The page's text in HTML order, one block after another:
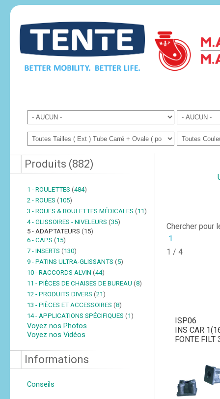
Produits (882)
1 - ROULETTES (484)
2 - ROUES (105)
3 - ROUES & ROULETTES MÉDICALES (11)
4 - GLISSOIRES - NIVELEURS (35)
5 - ADAPTATEURS (15)
6 - CAPS (15)
7 - INSERTS (130)
9 - PATINS ULTRA-GLISSANTS (5)
10 - RACCORDS ALVIN (44)
11 - PIÈCES DE CHAISES DE BUREAU (8)
12 - PRODUITS DIVERS (21)
13 - PIÈCES ET ACCESSOIRES (8)
14 - APPLICATIONS SPÉCIFIQUES (1)
Voyez nos Photos
Voyez nos Vidéos
Informations
Conseils
Chercher pour
1
1 / 4
ISP06
INS CAR
FONTE FILT